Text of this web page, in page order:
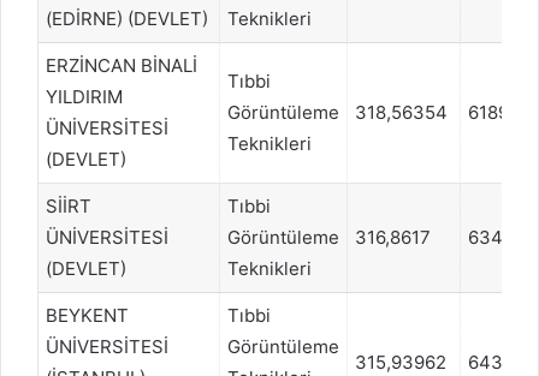
(EDİRNE) (DEVLET)
Teknikleri
ERZİNCAN BİNALİ
YILDIRIM
ÜNİVERSİTESİ
(DEVLET)
Tıbbi
Görüntüleme
Teknikleri
318,56354 618925
SİİRT
ÜNİVERSİTESİ
(DEVLET)
Tıbbi
Görüntüleme
Teknikleri
316,8617 634285
BEYKENT
ÜNİVERSİTESİ
Tıbbi
Görüntüleme
315,93962 643320